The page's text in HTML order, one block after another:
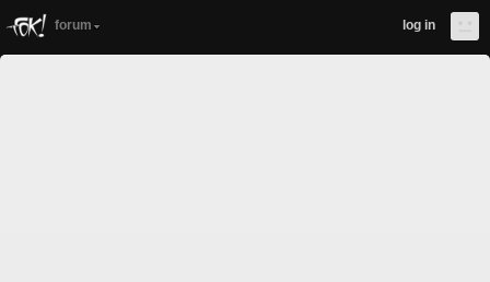
forum log in